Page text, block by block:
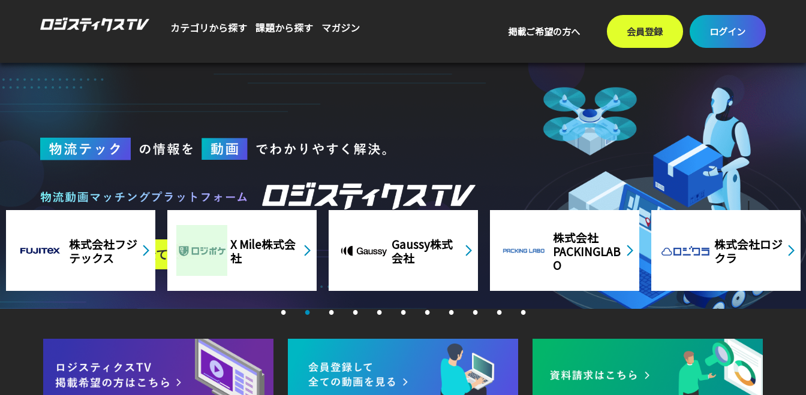
カテゴリから探す 課題から探す マガジン 掲載ご希望の方へ 会員登録 ログイン
会員登録して全ての動画を見る
X Mile株式会
社
Gaussy株式
会社
株式会社
PACKINGLAB
O
株式会社ロジ
クラ
株式会社オー
プンロジ